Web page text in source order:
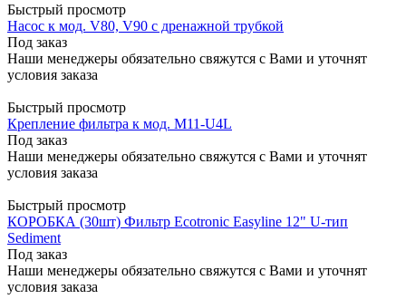
Быстрый просмотр
Насос к мод. V80, V90 с дренажной трубкой
Под заказ
Наши менеджеры обязательно свяжутся с Вами и уточнят
условия заказа
Быстрый просмотр
Крепление фильтра к мод. M11-U4L
Под заказ
Наши менеджеры обязательно свяжутся с Вами и уточнят
условия заказа
Быстрый просмотр
КОРОБКА (30шт) Фильтр Ecotronic Easyline 12" U-тип
Sediment
Под заказ
Наши менеджеры обязательно свяжутся с Вами и уточнят
условия заказа